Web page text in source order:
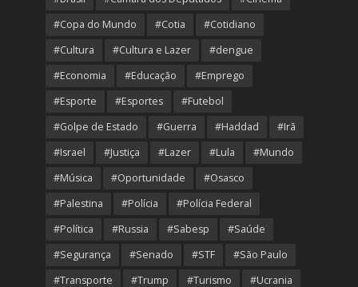
#Copa do Mundo
#Cotia
#Cotidiano
#Cultura
#Cultura e Lazer
#dengue
#Economia
#Educação
#Emprego
#Esporte
#Esportes
#Futebol
#Golpe de Estado
#Guerra #Haddad
#Irã
#Israel
#Justiça #Lazer #Lula
#Mundo
#Música
#Oportunidade
#Osasco
#Palestina
#Polícia
#Polícia Federal
#Política
#Russia #Sabesp
#Saúde
#Segurança
#Senado #STF
#São Paulo
#Transporte
#Trump #Turismo #Ucrania